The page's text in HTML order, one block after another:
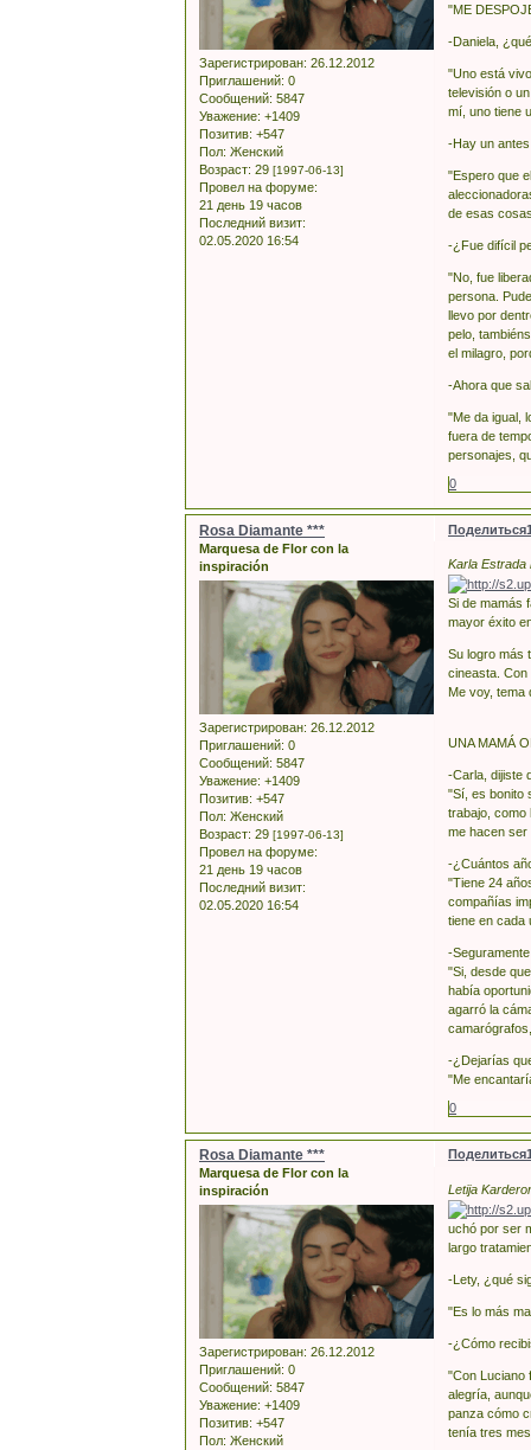
Зарегистрирован: 26.12.2012
Приглашений: 0
Сообщений: 5847
Уважение: +1409
Позитив: +547
Пол: Женский
Возраст: 29 [1997-06-13]
Провел на форуме:
21 день 19 часов
Последний визит:
02.05.2020 16:54
"ME
-Daniela,
"Uno está
televisión o
mí, uno tiene
-Hay un
"Espero que
de esas
-¿Fue difícil
"No, fue
persona.
llevo por
pelo,
el milagro,
-Ahora que
"Me da igual,
fuera de
personajes,
0
Поделиться
Rosa Diamante ***
Marquesa de Flor con la
inspiración
Зарегистрирован: 26.12.2012
Приглашений: 0
Сообщений: 5847
Уважение: +1409
Позитив: +547
Пол: Женский
Возраст: 29 [1997-06-13]
Провел на форуме:
21 день 19 часов
Последний визит:
02.05.2020 16:54
Karla Estrada
Si de mamás
mayor éxito
Su logro más
cineasta. Con
Me voy, tema
UNA MAMÁ
-Carla, dijiste
"Sí, es bonito
trabajo, como
me hacen ser
-¿Cuántos
"Tiene 24
compañías
tiene en cada
-
"Si, desde
había
agarró la
-¿Dejarías
"Me
0
Поделиться
Rosa Diamante ***
Marquesa de Flor con la
inspiración
Зарегистрирован: 26.12.2012
Приглашений: 0
Сообщений: 5847
Уважение: +1409
Позитив: +547
Пол: Женский
Letija
uchó por ser
largo
-Lety, ¿qué
"Es lo más
-¿Cómo
"Con Luciano
alegría,
panza cómo
tenía tres